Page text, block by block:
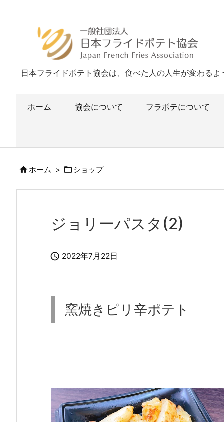
日本フライドポテト協会は、食べた人の人生が変わる
ホーム 協会について フラポテについて
ホーム > ショップ
ジョリーパスタ(2)
 2022年7月22日
窯焼きピリ辛ポテト